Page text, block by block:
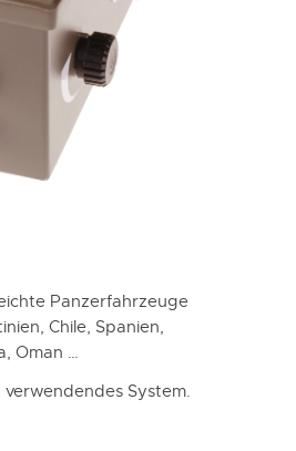
Panzerfahrzeuge
Chile, Spanien,
Oman …
System.